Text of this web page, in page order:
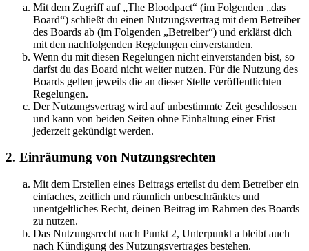
Mit dem Zugriff auf „The Bloodpact“ (im Folgenden „das
Board“) schließt du einen Nutzungsvertrag mit dem Betreiber
des Boards ab (im Folgenden „Betreiber“) und erklärst dich
mit den nachfolgenden Regelungen einverstanden.
Wenn du mit diesen Regelungen nicht einverstanden bist, so
darfst du das Board nicht weiter nutzen. Für die Nutzung des
Boards gelten jeweils die an dieser Stelle veröffentlichten
Regelungen.
Der Nutzungsvertrag wird auf unbestimmte Zeit geschlossen
und kann von beiden Seiten ohne Einhaltung einer Frist
jederzeit gekündigt werden.
2. Einräumung von Nutzungsrechten
Mit dem Erstellen eines Beitrags erteilst du dem Betreiber ein
einfaches, zeitlich und räumlich unbeschränktes und
unentgeltliches Recht, deinen Beitrag im Rahmen des Boards
zu nutzen.
Das Nutzungsrecht nach Punkt 2, Unterpunkt a bleibt auch
nach Kündigung des Nutzungsvertrages bestehen.